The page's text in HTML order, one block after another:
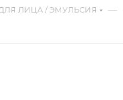
ЛИЦА / ЭМУЛЬСИЯ —